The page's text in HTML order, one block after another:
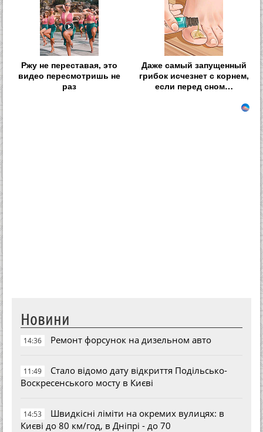
Ржу не переставая, это
видео пересмотришь не
раз
Даже самый запущенный
грибок исчезнет с корнем,
если перед сном…
Новини
14:36 Ремонт форсунок на дизельном авто
11:49
Стало відомо дату відкриття Подільсько-
Воскресенського мосту в Києві
14:53
Швидкісні ліміти на окремих вулицях: в
Києві до 80 км/год, в Дніпрі - до 70